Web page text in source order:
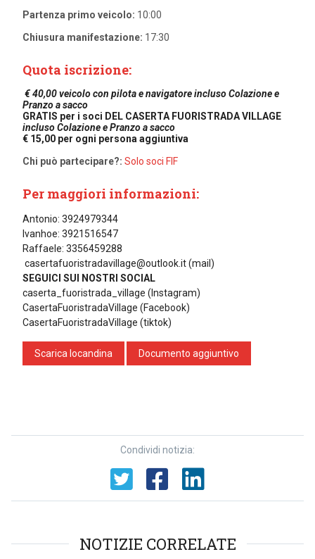
Partenza primo veicolo: 10:00
Chiusura manifestazione: 17:30
Quota iscrizione:
€ 40,00 veicolo con pilota e navigatore incluso Colazione e
Pranzo a sacco
GRATIS per i soci DEL CASERTA FUORISTRADA VILLAGE
incluso Colazione e Pranzo a sacco
€ 15,00 per ogni persona aggiuntiva
Chi può partecipare?: Solo soci FIF
Per maggiori informazioni:
Antonio: 3924979344
Ivanhoe: 3921516547
Raffaele: 3356459288
casertafuoristradavillage@outlook.it (mail)
SEGUICI SUI NOSTRI SOCIAL
caserta_fuoristrada_village (Instagram)
CasertaFuoristradaVillage (Facebook)
CasertaFuoristradaVillage (tiktok)
Scarica locandina Documento aggiuntivo
Condividi notizia:
NOTIZIE CORRELATE